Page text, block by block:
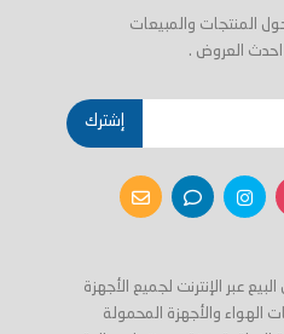
المنتجات والمبيعات
العروض .
إشترك
عبر الإنترنت لجميع الأجهزة
الهواء والأجهزة المحمولة